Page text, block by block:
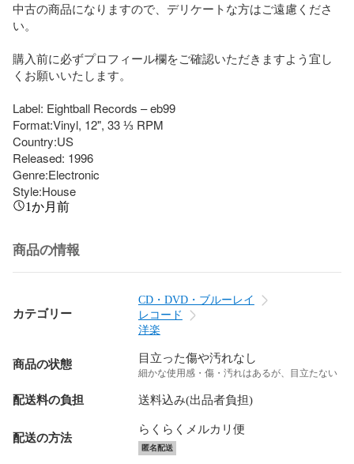
中古の商品になりますので、デリケートな方はご遠慮くださ
い。
購入前に必ずプロフィール欄をご確認いただきますよう宜し
くお願いいたします。
Label: Eightball Records – eb99
Format:Vinyl, 12", 33 ⅓ RPM
Country:US
Released: 1996
Genre:Electronic
Style:House
1か月前
商品の情報
カテゴリー
CD・DVD・ブルーレイ
レコード
洋楽
商品の状態 目立った傷や汚れなし
細かな使用感・傷・汚れはあるが、目立たない
配送料の負担 送料込み(出品者負担)
配送の方法
らくらくメルカリ便
匿名配送